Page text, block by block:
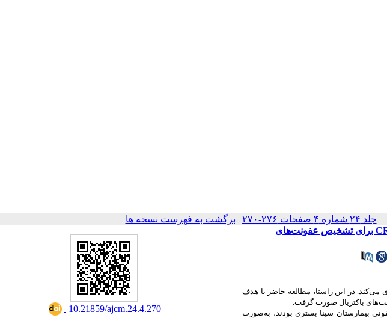
جلد ۲۴ شماره ۴ صفحات ۲۷۶-۲۷۰ | برگشت به فهرست نسخه ها
‎ 10.21859/ajcm.24.4.270
مقایسه ارزش پیشگویی‌کننده تعداد مطلق نوتروفیل، باندسل و میزان توکسیک گرانولاسیون با سطح سرمی CRP برای تشخیص عفونت‌های
می‌کند. در این‌ راستا، مطالعه حاضر با هدف
باکتریال صورت گرفت.
به‌علت عفونت‌های باکتریال در 6 ماهه اول سال 1395 در بخش عفونی بیمارستان سینا بستری بودند، به‌صورت